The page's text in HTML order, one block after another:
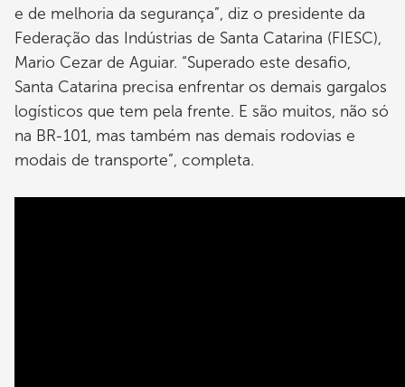
e de melhoria da segurança”, diz o presidente da
Federação das Indústrias de Santa Catarina (FIESC),
Mario Cezar de Aguiar. “Superado este desafio,
Santa Catarina precisa enfrentar os demais gargalos
logísticos que tem pela frente. E são muitos, não só
na BR-101, mas também nas demais rodovias e
modais de transporte”, completa.